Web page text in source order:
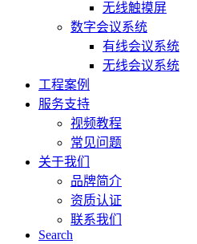
无线触摸屏
数字会议系统
有线会议系统
无线会议系统
工程案例
服务支持
视频教程
常见问题
关于我们
品牌简介
资质认证
联系我们
Search